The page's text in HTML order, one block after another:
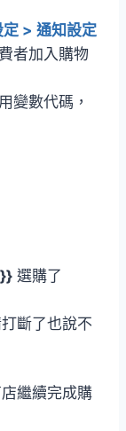
> 通知設定
者加入購物
變數代碼，
選購了
斷了也說不
繼續完成購